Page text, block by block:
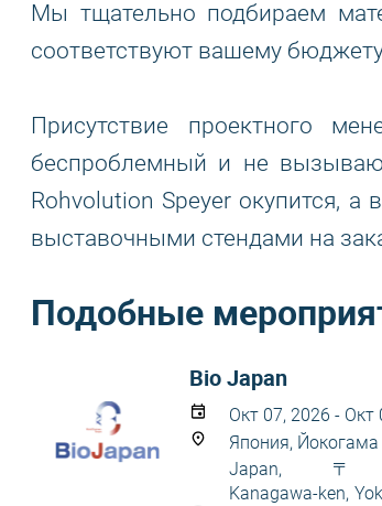
Мы тщательно подбираем
соответствуют вашему
Присутствие проектного
беспроблемный и не
Rohvolution Speyer окупится,
выставочными стендами на
Подобные
Bio Japan
Окт 07, 2026 - Окт
Япония, Йокогама
Japan, 〒
Kanagawa-ken,